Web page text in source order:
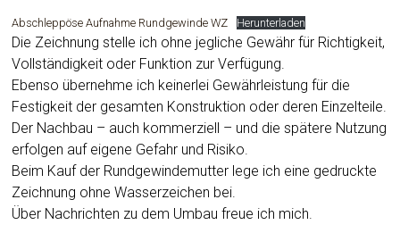
Abschleppöse Aufnahme Rundgewinde WZ Herunterladen
Die Zeichnung stelle ich ohne jegliche Gewähr für Richtigkeit,
Vollständigkeit oder Funktion zur Verfügung.
Ebenso übernehme ich keinerlei Gewährleistung für die
Festigkeit der gesamten Konstruktion oder deren Einzelteile.
Der Nachbau – auch kommerziell – und die spätere Nutzung
erfolgen auf eigene Gefahr und Risiko.
Beim Kauf der Rundgewindemutter lege ich eine gedruckte
Zeichnung ohne Wasserzeichen bei.
Über Nachrichten zu dem Umbau freue ich mich.